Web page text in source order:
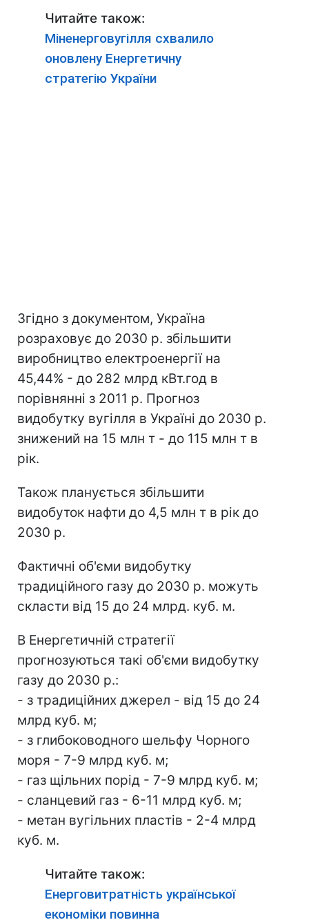
Читайте також:
Міненерговугілля схвалило
оновлену Енергетичну
стратегію України
Згідно з документом, Україна
розраховує до 2030 р. збільшити
виробництво електроенергії на
45,44% - до 282 млрд кВт.год в
порівнянні з 2011 р. Прогноз
видобутку вугілля в Україні до 2030 р.
знижений на 15 млн т - до 115 млн т в
рік.
Також планується збільшити
видобуток нафти до 4,5 млн т в рік до
2030 р.
Фактичні об'єми видобутку
традиційного газу до 2030 р. можуть
скласти від 15 до 24 млрд. куб. м.
В Енергетичній стратегії
прогнозуються такі об'єми видобутку
газу до 2030 р.:
- з традиційних джерел - від 15 до 24
млрд куб. м;
- з глибоководного шельфу Чорного
моря - 7-9 млрд куб. м;
- газ щільних порід - 7-9 млрд куб. м;
- сланцевий газ - 6-11 млрд куб. м;
- метан вугільних пластів - 2-4 млрд
куб. м.
Читайте також:
Енерговитратність української
економіки повинна